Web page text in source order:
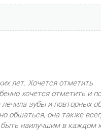
лет. Хочется отметить
хочется отметить и
зубы и повторных
общаться, она также
быть наилучшим в каждом